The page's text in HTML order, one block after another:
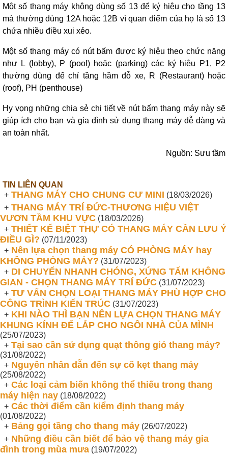
Một số thang máy không dùng số 13 để ký hiệu cho tầng 13
mà thường dùng 12A hoặc 12B vì quan điểm của họ là số 13
chứa nhiều điều xui xẻo.
Một số thang máy có nút bấm được ký hiệu theo chức năng
như L (lobby), P (pool) hoặc (parking) các ký hiệu P1, P2
thường dùng để chỉ tầng hầm đỗ xe, R (Restaurant) hoặc
(roof), PH (penthouse)
Hy vọng những chia sẻ chi tiết về nút bấm thang máy này sẽ
giúp ích cho bạn và gia đình sử dụng thang máy dễ dàng và
an toàn nhất.
Nguồn: Sưu tầm
TIN LIÊN QUAN
+ THANG MÁY CHO CHUNG CƯ MINI (18/03/2026)
+ THANG MÁY TRÍ ĐỨC-THƯƠNG HIỆU VIỆT
VƯƠN TẦM KHU VỰC (18/03/2026)
+ THIẾT KẾ BIỆT THỰ CÓ THANG MÁY CẦN LƯU Ý
ĐIỀU GÌ? (07/11/2023)
+ Nên lựa chọn thang máy CÓ PHÒNG MÁY hay
KHÔNG PHÒNG MÁY? (31/07/2023)
+ DI CHUYỂN NHANH CHÓNG, XỨNG TẤM KHÔNG
GIAN - CHỌN THANG MÁY TRÍ ĐỨC (31/07/2023)
+ TƯ VẤN CHỌN LOẠI THANG MÁY PHÙ HỢP CHO
CÔNG TRÌNH KIẾN TRÚC (31/07/2023)
+ KHI NÀO THÌ BẠN NÊN LỰA CHỌN THANG MÁY
KHUNG KÍNH ĐỂ LẮP CHO NGÔI NHÀ CỦA MÌNH
(25/07/2023)
+ Tại sao cần sử dụng quạt thông gió thang máy?
(31/08/2022)
+ Nguyên nhân dẫn đến sự cố kẹt thang máy
(25/08/2022)
+ Các loại cảm biến không thể thiếu trong thang
máy hiện nay (18/08/2022)
+ Các thời điểm cần kiểm định thang máy
(01/08/2022)
+ Bảng gọi tầng cho thang máy (26/07/2022)
+ Những điều cần biết để bảo vệ thang máy gia
đình trong mùa mưa (19/07/2022)